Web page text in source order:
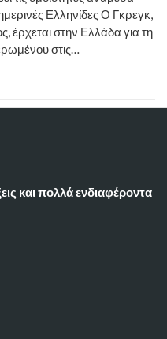
Ελληνίδες Ο Γκρεγκ,
έρχεται στην Ελλάδα για τη
στις…
και πολλά ενδιαφέροντα